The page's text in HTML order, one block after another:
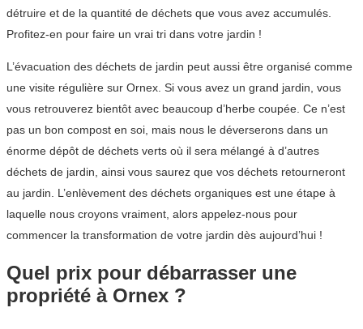
détruire et de la quantité de déchets que vous avez accumulés.
Profitez-en pour faire un vrai tri dans votre jardin !
L’évacuation des déchets de jardin peut aussi être organisé comme
une visite régulière sur Ornex. Si vous avez un grand jardin, vous
vous retrouverez bientôt avec beaucoup d’herbe coupée. Ce n’est
pas un bon compost en soi, mais nous le déverserons dans un
énorme dépôt de déchets verts où il sera mélangé à d’autres
déchets de jardin, ainsi vous saurez que vos déchets retourneront
au jardin. L’enlèvement des déchets organiques est une étape à
laquelle nous croyons vraiment, alors appelez-nous pour
commencer la transformation de votre jardin dès aujourd’hui !
Quel prix pour débarrasser une
propriété à Ornex ?